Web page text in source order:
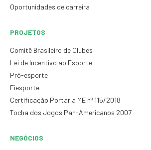
Oportunidades de carreira
PROJETOS
Comitê Brasileiro de Clubes
Lei de Incentivo ao Esporte
Pró-esporte
Fiesporte
Certificação Portaria ME nº 115/2018
Tocha dos Jogos Pan-Americanos 2007
NEGÓCIOS